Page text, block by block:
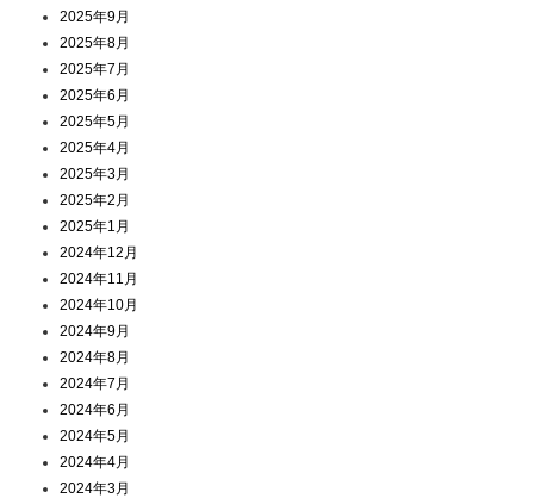
2025年9月
2025年8月
2025年7月
2025年6月
2025年5月
2025年4月
2025年3月
2025年2月
2025年1月
2024年12月
2024年11月
2024年10月
2024年9月
2024年8月
2024年7月
2024年6月
2024年5月
2024年4月
2024年3月